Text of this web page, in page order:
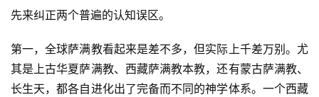
先来纠正两个普遍的认知误区。
第一，全球萨满教看起来是差不多，但实际上千差万别。尤
其是上古华夏萨满教、西藏萨满教本教，还有蒙古萨满教、
长生天，都各自进化出了完备而不同的神学体系。一个西藏